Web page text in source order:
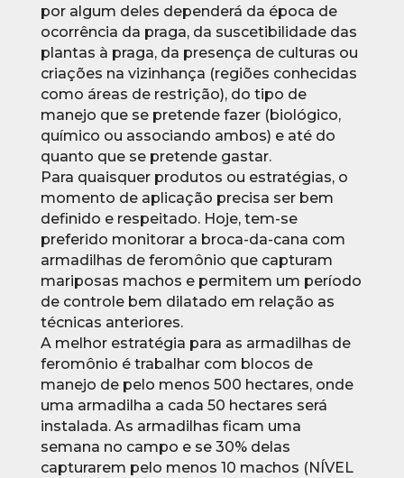
por algum deles dependerá da época de
ocorrência da praga, da suscetibilidade das
plantas à praga, da presença de culturas ou
criações na vizinhança (regiões conhecidas
como áreas de restrição), do tipo de
manejo que se pretende fazer (biológico,
químico ou associando ambos) e até do
quanto que se pretende gastar.
Para quaisquer produtos ou estratégias, o
momento de aplicação precisa ser bem
definido e respeitado. Hoje, tem-se
preferido monitorar a broca-da-cana com
armadilhas de feromônio que capturam
mariposas machos e permitem um período
de controle bem dilatado em relação as
técnicas anteriores.
A melhor estratégia para as armadilhas de
feromônio é trabalhar com blocos de
manejo de pelo menos 500 hectares, onde
uma armadilha a cada 50 hectares será
instalada. As armadilhas ficam uma
semana no campo e se 30% delas
capturarem pelo menos 10 machos (NÍVEL